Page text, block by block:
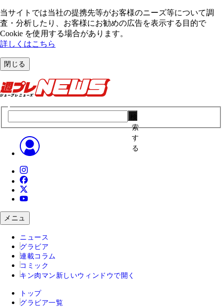
当サイトでは当社の提携先等がお客様のニーズ等について調
査・分析したり、お客様にお勧めの広告を表⽰する⽬的で
Cookie を使⽤する場合があります。
詳しくはこちら
閉じる
索
す
る
メニュ
ニュース
グラビア
連載コラム
コミック
キン肉マン 新しいウィンドウで開く
トップ
グラビア一覧